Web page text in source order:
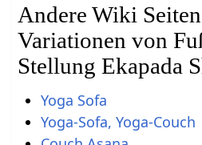
Andere Wiki
Variationen von
Stellung Ekapada
Yoga Sofa
Yoga-Sofa, Yoga-Couch